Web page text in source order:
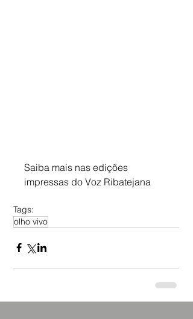
Saiba mais nas edições
impressas do Voz Ribatejana
Tags:
olho vivo